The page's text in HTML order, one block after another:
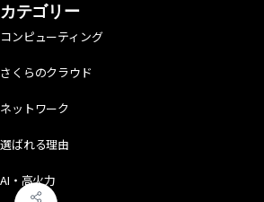
カテゴリー
コンピューティング
さくらのクラウド
ネットワーク
選ばれる理由
AI・高火力